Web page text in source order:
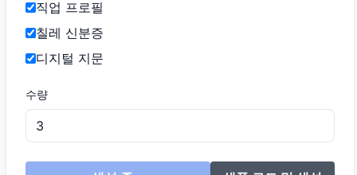
직업 프로필
칠레 신분증
디지털 지문
수량